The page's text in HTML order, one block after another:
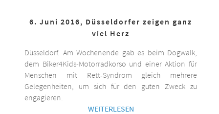
6. Juni 2016, Düsseldorfer zeigen ganz
viel Herz
Düsseldorf. Am Wochenende gab es beim Dogwalk,
dem Biker4Kids-Motorradkorso und einer Aktion für
Menschen mit Rett-Syndrom gleich mehrere
Gelegenheiten, um sich für den guten Zweck zu
engagieren.
WEITERLESEN